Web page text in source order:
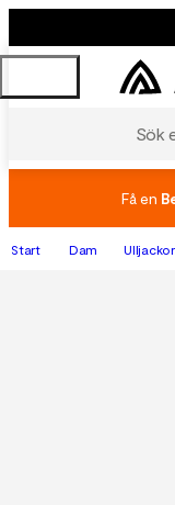
Sök
Få en
Start Dam